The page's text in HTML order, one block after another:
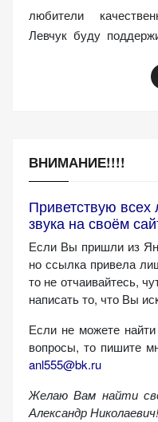
любители
Левчук буду
ВНИМАНИЕ!!!!
Приветствую
звука на своём
Если Вы пришли из
но ссылка привела
то не отчаивайтесь,
написать то, что Вы
Если не можете
вопросы, то пишите
anl555@bk.ru
Желаю Вам найти
Александр Николаевич!